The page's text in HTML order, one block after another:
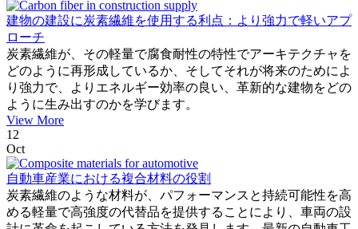
建物の建設に炭素繊維を使用する利点：より強力で軽いアプ
ローチ
炭素繊維が、その軽量で腐食耐性の特性でアーキテクチャを
どのように再形成しているか、そしてそれが将来のためによ
り強力で、よりエネルギー効率の良い、革新的な建物をどの
ように生み出すのかを学びます。
View More
12
Oct
自動車産業における複合材料の役割
炭素繊維のような材料が、パフォーマンスと持続可能性を高
める軽量で高強度の代替品を提供することにより、車両の設